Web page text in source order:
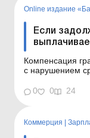
произведение
Online издание
Если
Компенсация
с нарушением
календарных
утвержденным
произведение
0 0 24
Коммерция |